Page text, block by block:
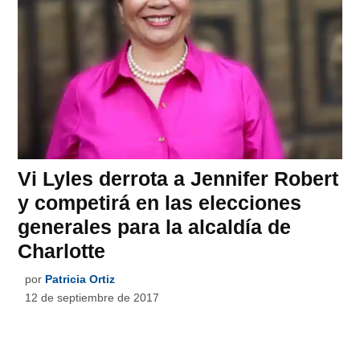
Vi Lyles derrota a Jennifer Robert
y competirá en las elecciones
generales para la alcaldía de
Charlotte
por Patricia Ortiz
12 de septiembre de 2017